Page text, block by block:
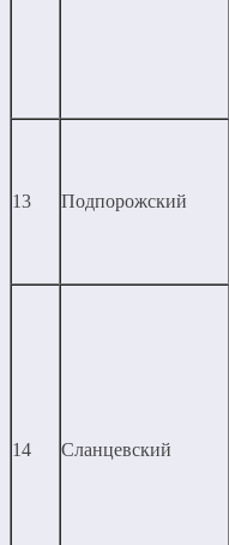
13 Подпорожский
14 Сланцевский